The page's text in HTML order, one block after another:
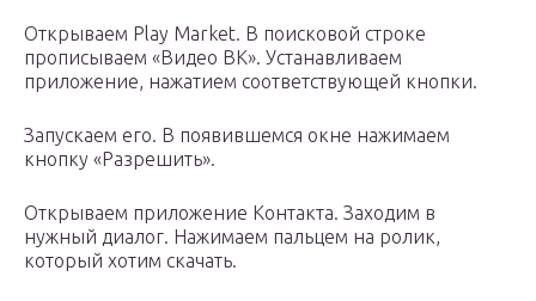
Открываем Play Market. В поисковой строке
прописываем «Видео ВК». Устанавливаем
приложение, нажатием соответствующей кнопки.
Запускаем его. В появившемся окне нажимаем
кнопку «Разрешить».
Открываем приложение Контакта. Заходим в
нужный диалог. Нажимаем пальцем на ролик,
который хотим скачать.